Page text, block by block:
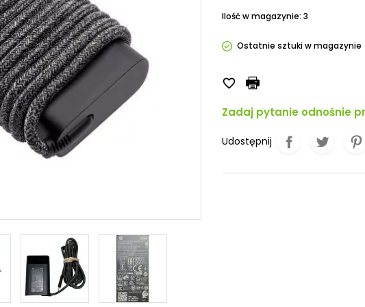
Zasilacze stabilizowane Kable sygnałowe
Ilość w magazynie: 3
Ostatnie sztuki w magazynie

Zadaj pytanie odnośnie
Udostępnij